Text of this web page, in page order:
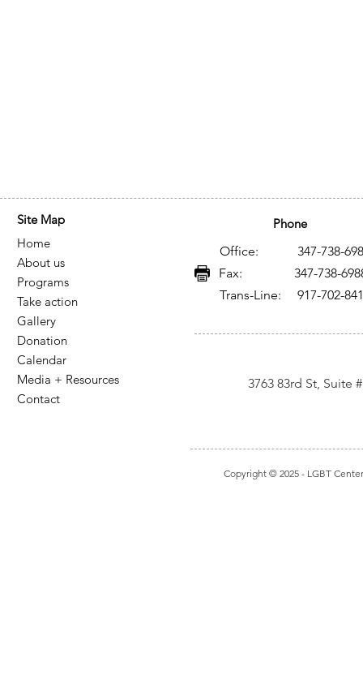
Site Map
Home
About us
Programs
Take action
Gallery
Donation
Calendar
Media + Resources
Contact
Phone
Office: 347-738-
Fax: 347-738-
Trans-Line: 917-702-
3763 83rd St, Suite
Copyright © 2025- LGBT